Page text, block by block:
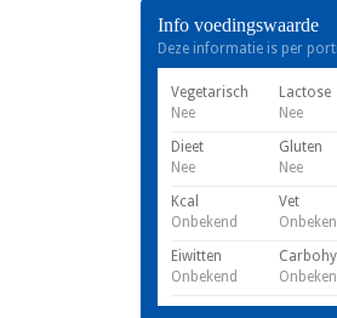
Info voedingswaarde
Deze informatie is per
Vegetarisch
Nee
Lactose
Nee
Dieet
Nee
Gluten
Nee
Kcal
Onbekend
Vet
Eiwitten
Onbekend